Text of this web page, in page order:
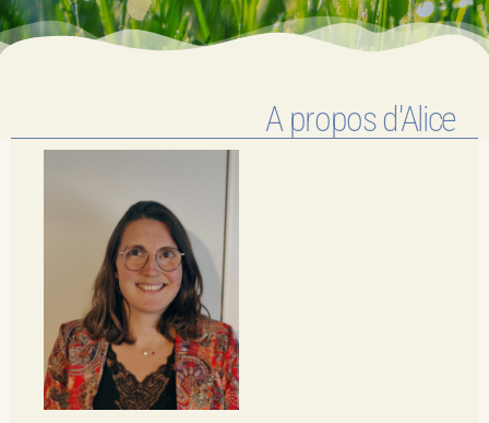
A propos d'Alice